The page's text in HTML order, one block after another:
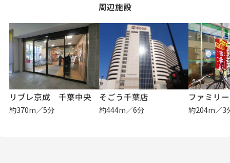
周辺施設
リブレ京成 千葉中央
約370m／5分
そごう千葉店
約444m／6分 約204m／3